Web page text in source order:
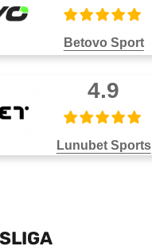
Betovo Sport
4.9
Lunubet Sports